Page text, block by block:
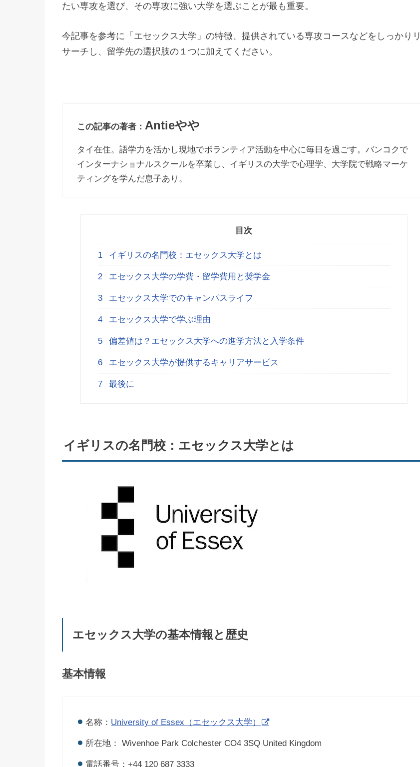
たい専攻を選び、その専攻に強い大学を選ぶことが最も重要。
今記事を参考に「エセックス大学」の特徴、提供されている専攻コースなどをしっかりリ
サーチし、留学先の選択肢の１つに加えてください。
この記事の著者：Antieやや
タイ在住。語学力を活かし現地でボランティア活動を中心に毎日を過ごす。バンコクで
インターナショナルスクールを卒業し、イギリスの大学で心理学、大学院で戦略マーケ
ティングを学んだ息子あり。
目次
1 イギリスの名門校：エセックス大学とは
2 エセックス大学の学費・留学費用と奨学金
3 エセックス大学でのキャンパスライフ
4 エセックス大学で学ぶ理由
5 偏差値は？エセックス大学への進学方法と入学条件
6 エセックス大学が提供するキャリアサービス
7 最後に
イギリスの名門校：エセックス大学とは
エセックス大学の基本情報と歴史
基本情報
名称： University of Essex（エセックス大学）
所在地： Wivenhoe Park Colchester CO4 3SQ United Kingdom
電話番号：+44 120 687 3333